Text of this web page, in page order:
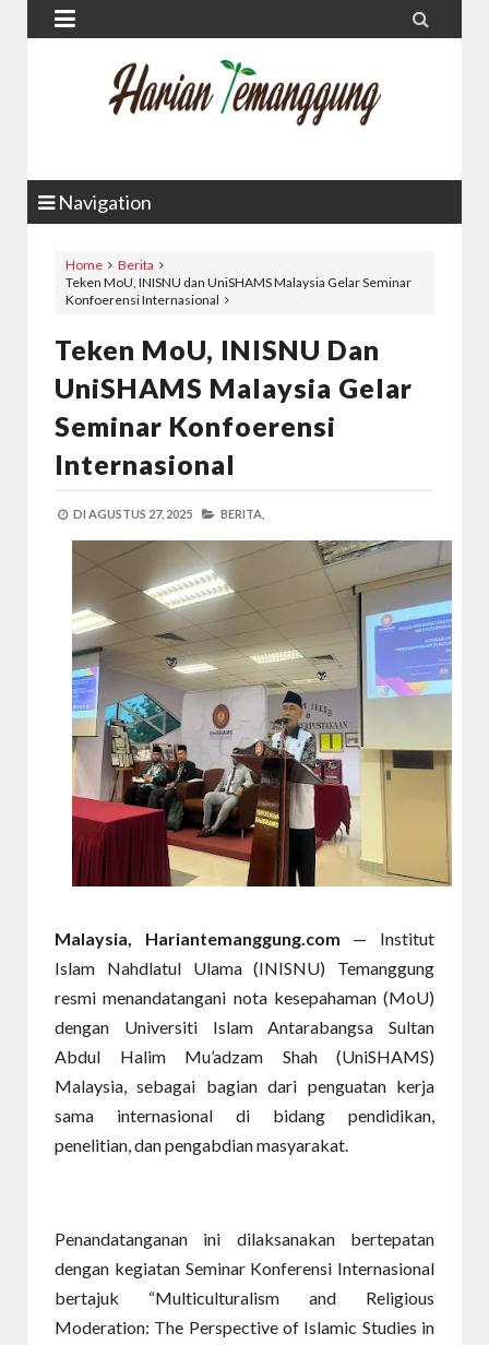
 
Navigation
Home
Berita
Teken MoU, INISNU dan UniSHAMS Malaysia Gelar Seminar
Konfoerensi Internasional
Teken MoU, INISNU Dan
UniSHAMS Malaysia Gelar
Seminar Konfoerensi
Internasional
DI AGUSTUS 27, 2025 BERITA,
Malaysia, Hariantemanggung.com — Institut
Islam Nahdlatul Ulama (INISNU) Temanggung
resmi menandatangani nota kesepahaman (MoU)
dengan Universiti Islam Antarabangsa Sultan
Abdul Halim Mu’adzam Shah (UniSHAMS)
Malaysia, sebagai bagian dari penguatan kerja
sama internasional di bidang pendidikan,
penelitian, dan pengabdian masyarakat.
Penandatanganan ini dilaksanakan bertepatan
dengan kegiatan Seminar Konferensi Internasional
bertajuk “Multiculturalism and Religious
Moderation: The Perspective of Islamic Studies in